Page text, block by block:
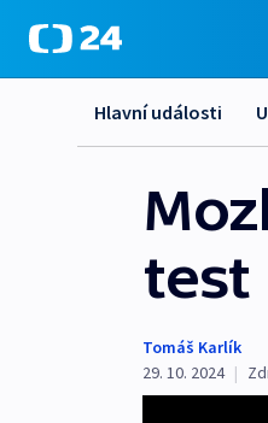
Hlavní události
test
Tomáš Karlík
29. 10. 2024 |